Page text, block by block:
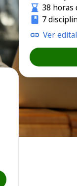
38 horas
7
Ver edital